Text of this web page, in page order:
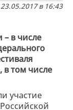
в 16:43
в числе
в том числе
участие